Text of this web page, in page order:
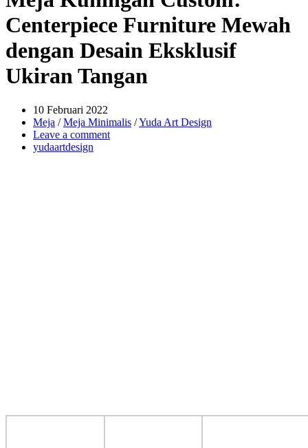
Centerpiece Furniture Mewah
dengan Desain Eksklusif
Ukiran Tangan
10 Februari 2022
Meja /Meja Minimalis /Yuda Art Design
Leave a comment
yudaartdesign